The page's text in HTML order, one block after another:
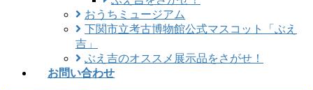
おうちミュージアム
下関市立考古博物館公式マスコット「ぶえ
吉」
ぶえ吉のオススメ展示品をさがせ！
お問い合わせ